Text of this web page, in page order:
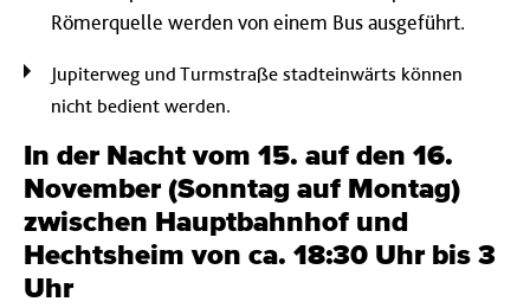
Römerquelle werden von einem Bus ausgeführt.
Jupiterweg und Turmstraße stadteinwärts können
nicht bedient werden.
In der Nacht vom 15. auf den 16.
November (Sonntag auf Montag)
zwischen Hauptbahnhof und
Hechtsheim von ca. 18:30 Uhr bis 3
Uhr